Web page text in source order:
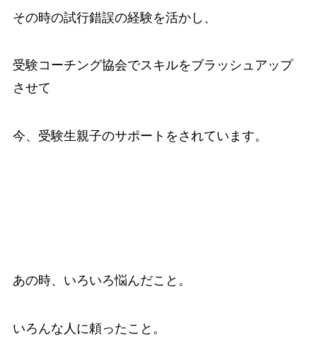
その時の試行錯誤の経験を活かし、
受験コーチング協会でスキルをブラッシュアップ
させて
今、受験生親子のサポートをされています。
あの時、いろいろ悩んだこと。
いろんな人に頼ったこと。